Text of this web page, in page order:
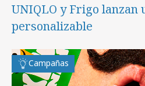
UNIQLO y Frigo lanzan
personalizable
Campañas